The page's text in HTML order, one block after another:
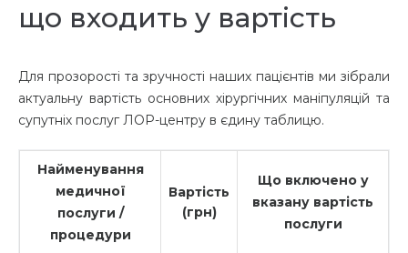
що входить у вартість
Для прозорості та зручності наших пацієнтів ми зібрали
актуальну вартість основних хірургічних маніпуляцій та
супутніх послуг ЛОР-центру в єдину таблицю.
Найменування
медичної
послуги /
процедури
Вартість
(грн)
Що включено у
вказану вартість
послуги